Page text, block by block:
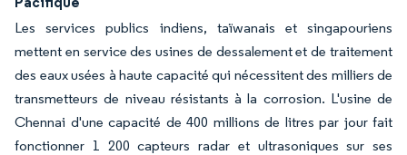
Les services publics indiens, taïwanais et singapouriens
mettent en service des usines de dessalement et de traitement
des eaux usées à haute capacité qui nécessitent des milliers de
transmetteurs de niveau résistants à la corrosion. L'usine de
Chennai d'une capacité de 400 millions de litres par jour fait
fonctionner 1 200 capteurs radar et ultrasoniques sur ses